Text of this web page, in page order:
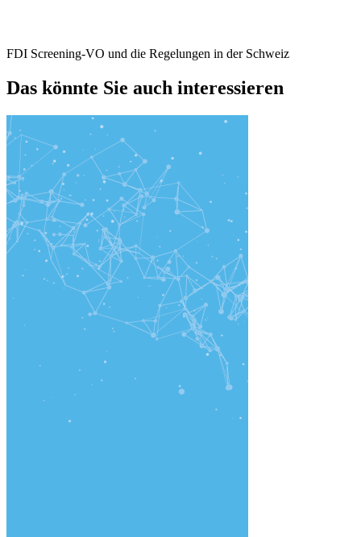
FDI Screening-VO und die Regelungen in der Schweiz
Das könnte Sie auch interessieren